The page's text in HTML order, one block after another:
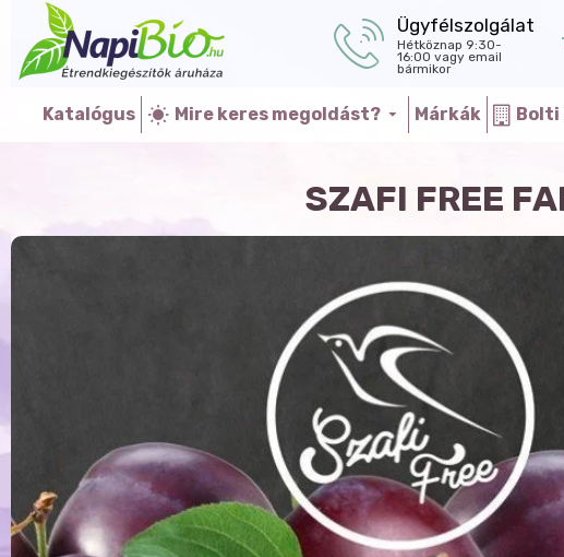
Ügyfélszolgálat
Hétköznap 9:30-
16:00 vagy email
bármikor
Katalógus Mire keres megoldást? Márkák Bolti
SZAFI FREE